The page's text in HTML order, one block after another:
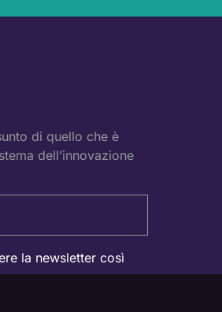
di quello che è
dell’innovazione
la newsletter così